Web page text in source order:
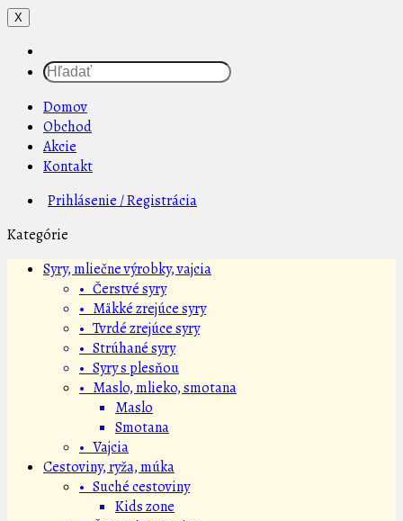
X
Domov
Obchod
Akcie
Kontakt
Prihlásenie / Registrácia
Kategórie
Syry, mliečne výrobky, vajcia
• Čerstvé syry
• Mäkké zrejúce syry
• Tvrdé zrejúce syry
• Strúhané syry
• Syry s plesňou
• Maslo, mlieko, smotana
Maslo
Smotana
• Vajcia
Cestoviny, ryža, múka
• Suché cestoviny
Kids zone